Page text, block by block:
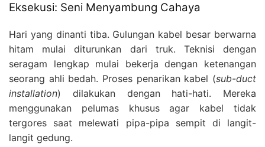
Eksekusi: Seni Menyambung Cahaya
Hari yang dinanti tiba. Gulungan kabel besar berwarna
hitam mulai diturunkan dari truk. Teknisi dengan
seragam lengkap mulai bekerja dengan ketenangan
seorang ahli bedah. Proses penarikan kabel (sub-duct
installation) dilakukan dengan hati-hati. Mereka
menggunakan pelumas khusus agar kabel tidak
tergores saat melewati pipa-pipa sempit di langit-
langit gedung.